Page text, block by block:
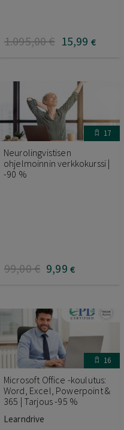
1.095,00€ 15,99 €
17
Neurolingvistisen
ohjelmoinnin verkkokurssi |
-90 %
99,00€ 9,99 €
16
Microsoft Office -koulutus:
Word, Excel, Powerpoint &
365 | Tarjous -95 %
Learndrive